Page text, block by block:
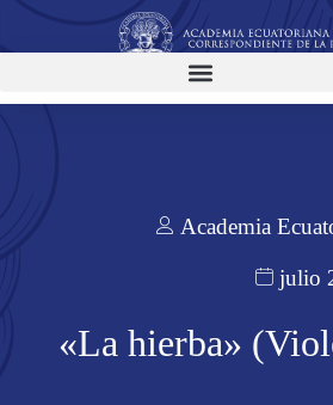
Academia
julio
«La hierba»